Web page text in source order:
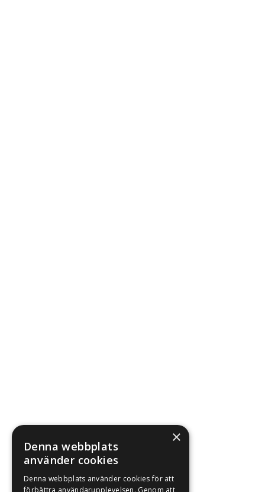
×
Denna webbplats
använder cookies
Denna webbplats använder cookies för att
förbättra användarupplevelsen. Genom att